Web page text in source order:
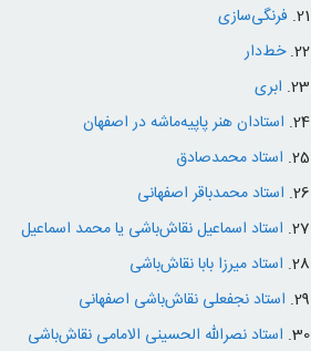
فرنگی‌سازی
خط‌دار
ابری
استادان هنر پاپیه‌ماشه در اصفهان
استاد محمدصادق
استاد محمدباقر اصفهانی
استاد اسماعیل نقاش‌باشی یا محمد اسماعیل
استاد میرزا بابا نقاش‌باشی
استاد نجفعلی نقاش‌باشی اصفهانی
استاد نصرالله الحسینی الامامی نقاش‌باشی